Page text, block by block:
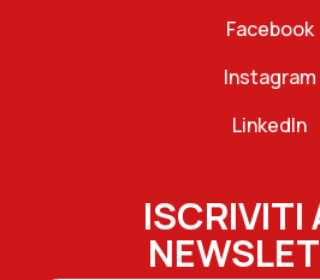
Facebook
Instagram
LinkedIn
ISCRIVITI